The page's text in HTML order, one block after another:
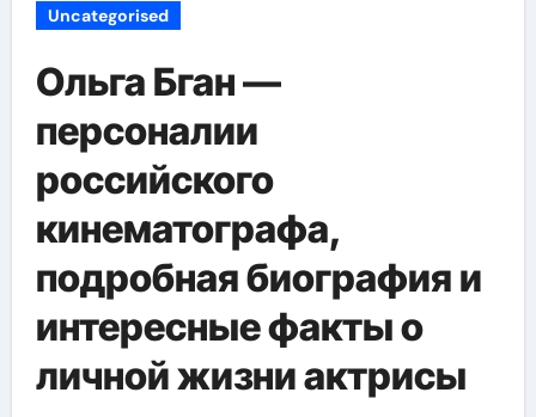
Uncategorised
Ольга Бган —
персоналии
российского
кинематографа,
подробная биография и
интересные факты о
личной жизни актрисы